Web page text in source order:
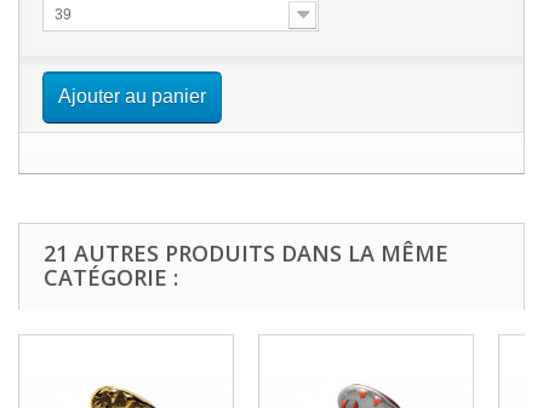
39
Ajouter au panier
21 AUTRES PRODUITS DANS LA MÊME
CATÉGORIE :